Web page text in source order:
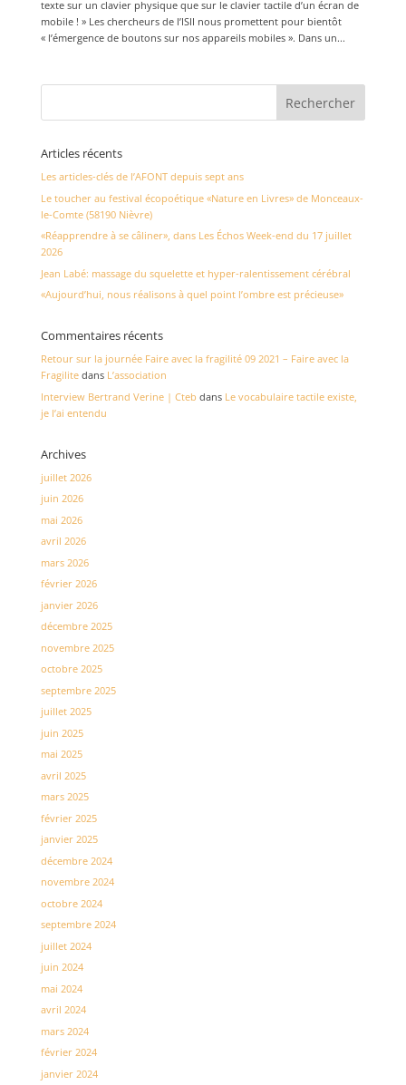
texte sur un clavier physique que sur le clavier tactile d’un écran de
mobile ! » Les chercheurs de l’ISII nous promettent pour bientôt
« l’émergence de boutons sur nos appareils mobiles ». Dans un...
Articles récents
Les articles-clés de l’AFONT depuis sept ans
Le toucher au festival écopoétique «Nature en Livres» de Monceaux-
le-Comte (58190 Nièvre)
«Réapprendre à se câliner», dans Les Échos Week-end du 17 juillet
2026
Jean Labé: massage du squelette et hyper-ralentissement cérébral
«Aujourd’hui, nous réalisons à quel point l’ombre est précieuse»
Commentaires récents
Retour sur la journée Faire avec la fragilité 09 2021 – Faire avec la
Fragilitedans L’association
Interview Bertrand Verine | Cteb dans Le vocabulaire tactile existe,
je l’ai entendu
Archives
juillet 2026
juin 2026
mai 2026
avril 2026
mars 2026
février 2026
janvier 2026
décembre 2025
novembre 2025
octobre 2025
septembre 2025
juillet 2025
juin 2025
mai 2025
avril 2025
mars 2025
février 2025
janvier 2025
décembre 2024
novembre 2024
octobre 2024
septembre 2024
juillet 2024
juin 2024
mai 2024
avril 2024
mars 2024
février 2024
janvier 2024